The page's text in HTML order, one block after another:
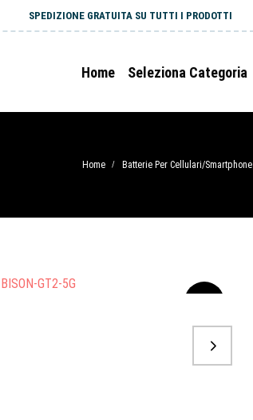
SPEDIZIONE GRATUITA SU TUTTI I PRODOTTI
Home Seleziona Categoria
Home / Batterie Per Cellulari/Smartphone